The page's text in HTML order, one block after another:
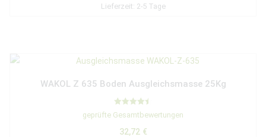
Lieferzeit: 2-5 Tage
WAKOL Z 635 Boden Ausgleichsmasse 25Kg
Bewertet
mit
von 5
geprüfte Gesamtbewertungen
32,72 €